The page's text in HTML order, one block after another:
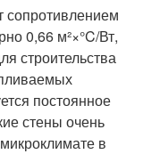
сопротивлением
0,66 м²×°C/Вт,
строительства
постоянное
стены очень
в